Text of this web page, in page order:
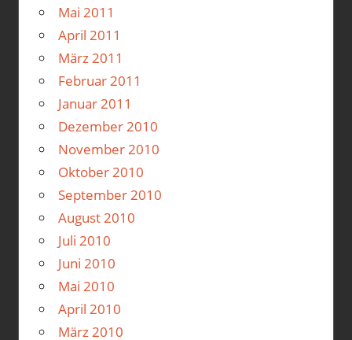
Mai 2011
April 2011
März 2011
Februar 2011
Januar 2011
Dezember 2010
November 2010
Oktober 2010
September 2010
August 2010
Juli 2010
Juni 2010
Mai 2010
April 2010
März 2010